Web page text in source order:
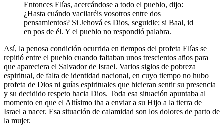
Entonces Elías, acercándose a todo el pueblo, dijo:
¿Hasta cuándo vacilaréis vosotros entre dos
pensamientos? Si Jehová es Dios, seguidle; si Baal, id
en pos de él. Y el pueblo no respondió palabra.
Así, la penosa condición ocurrida en tiempos del profeta Elías se
repitió entre el pueblo cuando faltaban unos trescientos años para
que apareciera el Salvador de Israel. Varios siglos de pobreza
espiritual, de falta de identidad nacional, en cuyo tiempo no hubo
profeta de Dios ni guías espirituales que hicieran sentir su presencia
y su decidido respeto hacia Dios. Toda esa situación apuntaba al
momento en que el Altísimo iba a enviar a su Hijo a la tierra de
Israel a nacer. Esa situación de calamidad son los dolores de parto de
la mujer.